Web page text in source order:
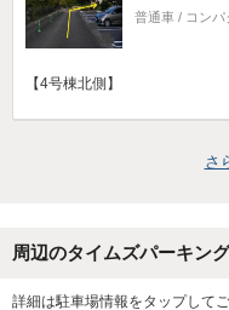
普通車 / コン
【4号棟北側】
さ
周辺のタイムズパーキング
詳細は駐車場情報をタップして